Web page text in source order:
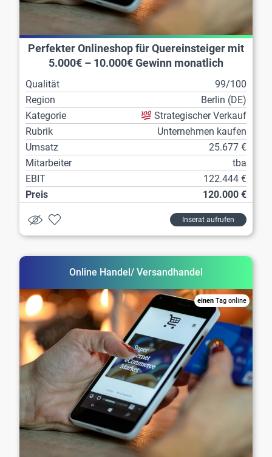
Perfekter Onlineshop für Quereinsteiger mit
5.000€ – 10.000€ Gewinn monatlich
Qualität
99/100
Region
Berlin (DE)
Kategorie
Strategischer Verkauf
Rubrik
Unternehmen kaufen
Umsatz
25.677 €
Mitarbeiter
tba
EBIT
122.444 €
Preis
120.000 €
Inserat aufrufen
Online Handel/ Versandhandel
einen Tag online